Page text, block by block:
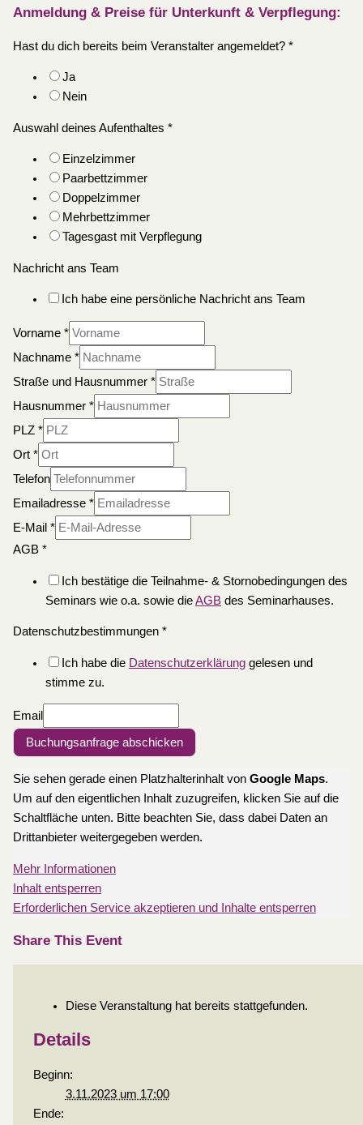
Anmeldung & Preise für Unterkunft & Verpflegung:
Hast du dich bereits beim Veranstalter angemeldet? *
Ja
Nein
Auswahl deines Aufenthaltes *
Einzelzimmer
Paarbettzimmer
Doppelzimmer
Mehrbettzimmer
Tagesgast mit Verpflegung
Nachricht ans Team
Ich habe eine persönliche Nachricht ans Team
Vorname *
Nachname *
Straße und Hausnummer *
Hausnummer *
PLZ *
Ort *
Telefon
Emailadresse *
E-Mail *
AGB *
Ich bestätige die Teilnahme- & Stornobedingungen des
Seminars wie o.a. sowie dieAGBdes Seminarhauses.
Datenschutzbestimmungen *
Ich habe die Datenschutzerklärunggelesen und
stimme zu.
Email
Buchungsanfrage abschicken
Sie sehen gerade einen Platzhalterinhalt von Google Maps.
Um auf den eigentlichen Inhalt zuzugreifen, klicken Sie auf die
Schaltfläche unten. Bitte beachten Sie, dass dabei Daten an
Drittanbieter weitergegeben werden.
Mehr Informationen
Inhalt entsperren
Erforderlichen Service akzeptieren und Inhalte entsperren
Share This Event
Diese Veranstaltung hat bereits stattgefunden.
Details
Beginn:
3.11.2023 um 17:00
Ende: